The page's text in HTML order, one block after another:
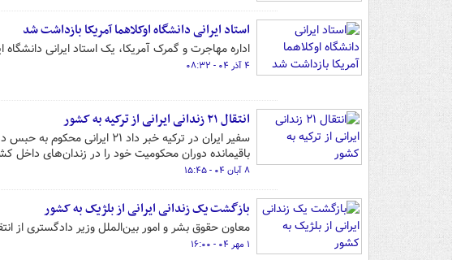
استاد ایرانی دانشگاه اوکلاهما آمریکا بازداشت شد
اداره مهاجرت و گمرک آمریکا، یک استاد ایرانی
۴ آذر ۰۴ - ۰۸:۳۲
انتقال ۲۱ زندانی ایرانی از ترکیه به کشور
سفیر ایران در ترکیه خبر داد
باقیمانده دوران محکومیت خود را در زندان‌های داخل
۸ آبان ۰۴ - ۱۵:۴۵
بازگشت یک زندانی ایرانی از بلژیک به کشور
معاون حقوق بشر و امور بین‌الملل وزیر دادگستری از
۱ مهر ۰۴ - ۱۶:۰۰